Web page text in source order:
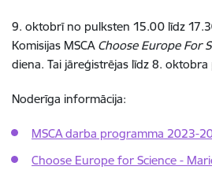
9. oktobrī no pulksten 15.00 līdz
Komisijas MSCA Choose Europe For
diena. Tai jāreģistrējas līdz 8.
Noderīga informācija:
MSCA darba programma 2023-
Choose Europe for Science -